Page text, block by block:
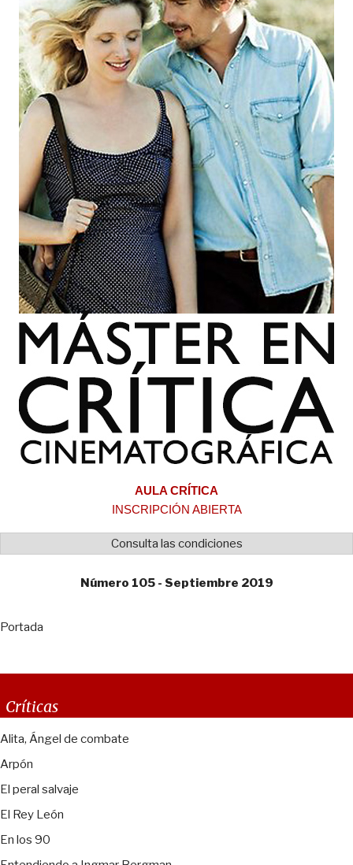
AULA CRÍTICA
INSCRIPCIÓN ABIERTA
Consulta las condiciones
Número 105 - Septiembre 2019
Portada
Críticas
Alita, Ángel de combate
Arpón
El peral salvaje
El Rey León
En los 90